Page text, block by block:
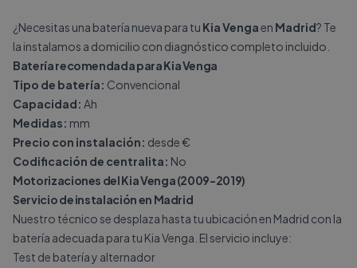
¿Necesitas una batería nueva para tu Kia Vengaen Madrid? Te
la instalamos a domicilio con diagnóstico completo incluido.
Batería recomendada para Kia Venga
Tipo de batería: Convencional
Capacidad: Ah
Medidas: mm
Precio con instalación: desde €
Codificación de centralita: No
Motorizaciones del Kia Venga (2009-2019)
Servicio de instalación en Madrid
Nuestro técnico se desplaza hasta tu ubicación en Madrid con la
batería adecuada para tu Kia Venga. El servicio incluye:
Test de batería y alternador